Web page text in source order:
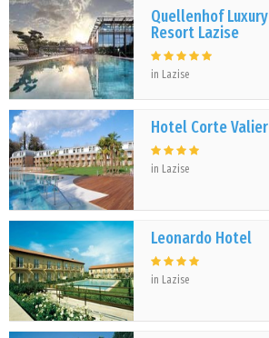
Quellenhof Luxury
Resort Lazise
in Lazise
Hotel Corte Valier
in Lazise
Leonardo Hotel
in Lazise